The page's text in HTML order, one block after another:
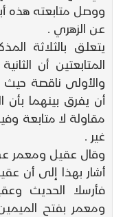
ووصل متابعته هذه
عن الزهري .
يتعلق بالثلاثة
المتابعتين أن
والأولى ناقصة
أن يفرق بينهما بأن
مقاولة لا متابعة
غير .
وقال عقيل ومعمر
أشار بهذا إلى أن
فأرسلا الحديث
ومعمر بفتح